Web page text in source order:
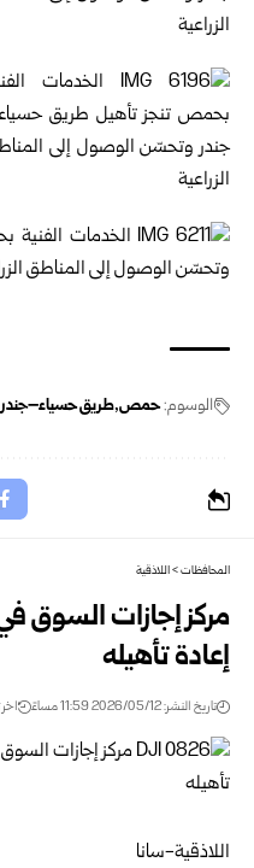
الوسوم:حمص طريق حسياء–جندر
المحافظات>اللاذقية
مركز إجازات السوق
إعادة تأهيله
تاريخ النشر: 2026/05/12 11:59 مساءً اخر
اللاذقية-سانا‏